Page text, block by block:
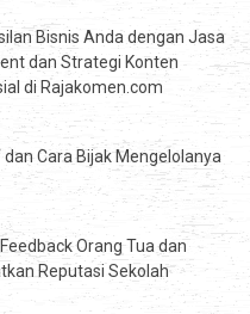
Bisnis Anda dengan Jasa
dan Strategi Konten
di Rajakomen.com
Cara Bijak Mengelolanya
Orang Tua dan
Reputasi Sekolah